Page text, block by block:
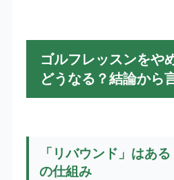
ゴルフレッスンをや
どうなる？結論から
「リバウンド」はあ
の仕組み